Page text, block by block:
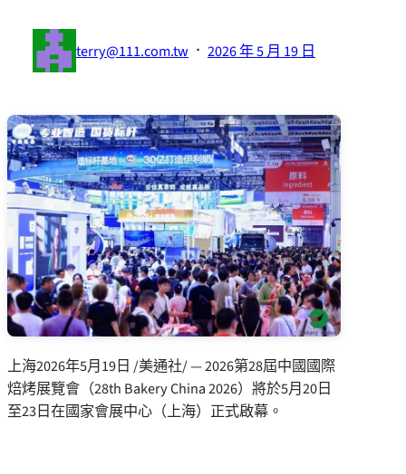
terry@111.com.tw · 2026 年 5 月 19 日
上海2026年5月19日 /美通社/ — 2026第28屆中國國際
焙烤展覽會（28th Bakery China 2026）將於5月20日
至23日在國家會展中心（上海）正式啟幕。